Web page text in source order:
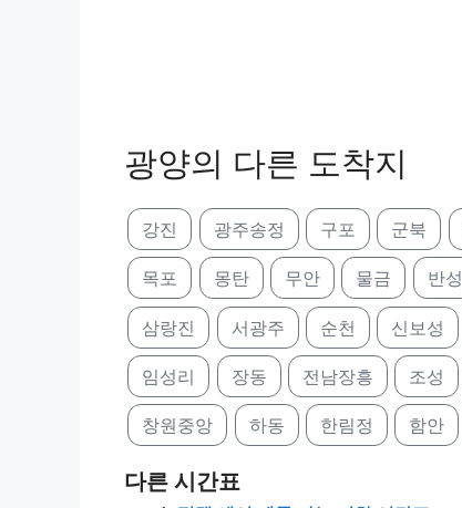
광양의 다른 도착지
강진 광주송정 구포 군북
목포 몽탄 무안 물금 반성
삼랑진 서광주 순천 신보성
임성리 장동 전남장흥 조성
창원중앙 하동 한림정 함안
다른 시간표